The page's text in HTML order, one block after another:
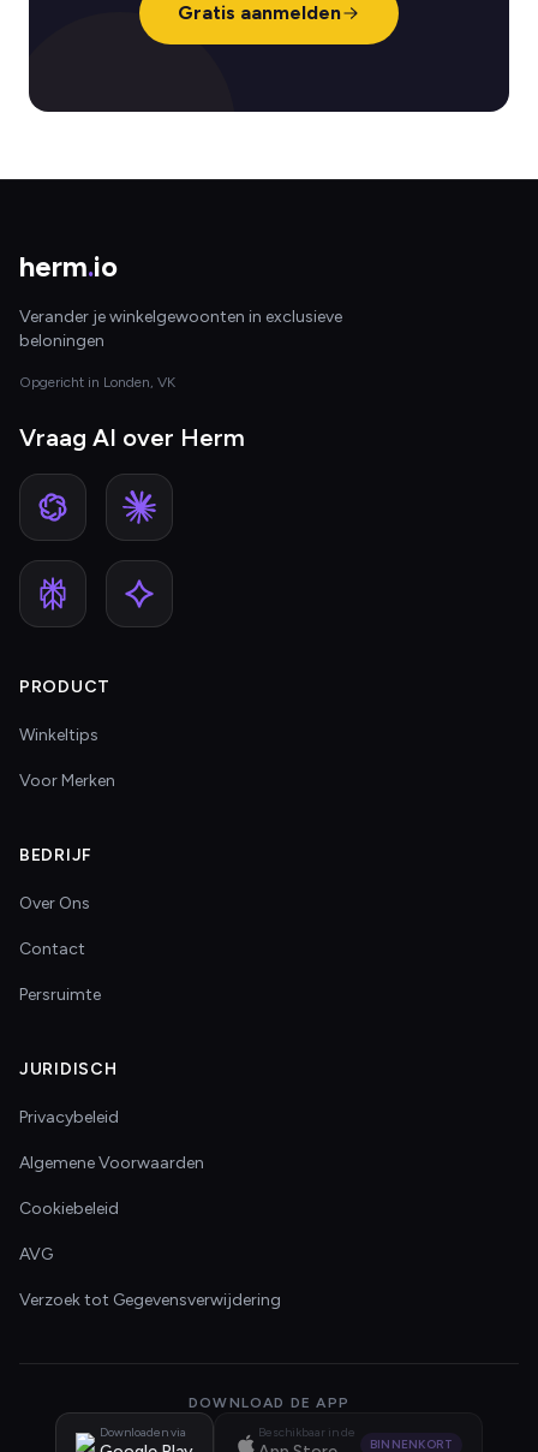
Gratis aanmelden
herm.io
Verander je winkelgewoonten in exclusieve
beloningen
Opgericht in Londen, VK
Vraag AI over Herm
PRODUCT
Winkeltips
Voor Merken
BEDRIJF
Over Ons
Contact
Persruimte
JURIDISCH
Privacybeleid
Algemene Voorwaarden
Cookiebeleid
AVG
Verzoek tot Gegevensverwijdering
DOWNLOAD DE APP
Downloaden via Beschikbaar in de
BINNENKORT